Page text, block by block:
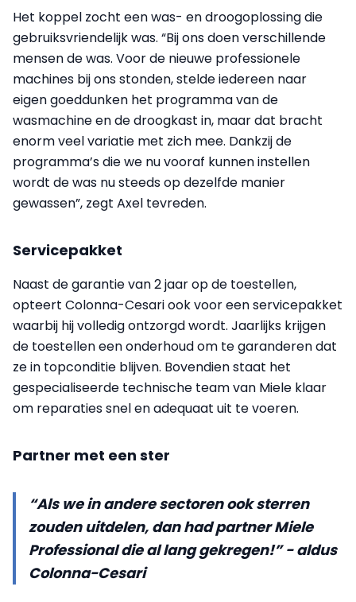
Het koppel zocht een was- en droogoplossing die
gebruiksvriendelijk was. “Bij ons doen verschillende
mensen de was. Voor de nieuwe professionele
machines bij ons stonden, stelde iedereen naar
eigen goeddunken het programma van de
wasmachine en de droogkast in, maar dat bracht
enorm veel variatie met zich mee. Dankzij de
programma’s die we nu vooraf kunnen instellen
wordt de was nu steeds op dezelfde manier
gewassen”, zegt Axel tevreden.
Servicepakket
Naast de garantie van 2 jaar op de toestellen,
opteert Colonna-Cesari ook voor een servicepakket
waarbij hij volledig ontzorgd wordt. Jaarlijks krijgen
de toestellen een onderhoud om te garanderen dat
ze in topconditie blijven. Bovendien staat het
gespecialiseerde technische team van Miele klaar
om reparaties snel en adequaat uit te voeren.
Partner met een ster
“Als we in andere sectoren ook sterren
zouden uitdelen, dan had partner Miele
Professional die al lang gekregen!” - aldus
Colonna-Cesari